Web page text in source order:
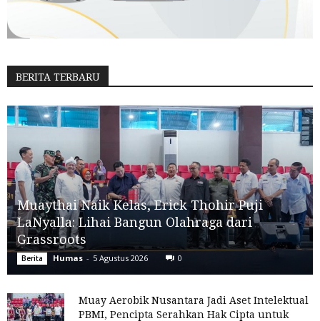
BERITA TERBARU
Muaythai Naik Kelas, Erick Thohir Puji
LaNyalla: Lihai Bangun Olahraga dari
Grassroots
Berita Humas - 5 Agustus 2026 0
Muay Aerobik Nusantara Jadi Aset Intelektual
PBMI, Pencipta Serahkan Hak Cipta untuk